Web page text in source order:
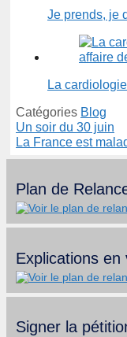
Je prends, je
La
Catégories Blog
Un soir du 30 juin
La France est
Plan de
Explications en
Signer la